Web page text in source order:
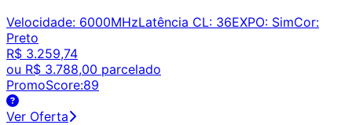
Velocidade: 6000MHzLatência CL: 36EXPO: SimCor:
Preto
R$ 3.259,74
ou R$ 3.788,00 parcelado
PromoScore:89
Ver Oferta